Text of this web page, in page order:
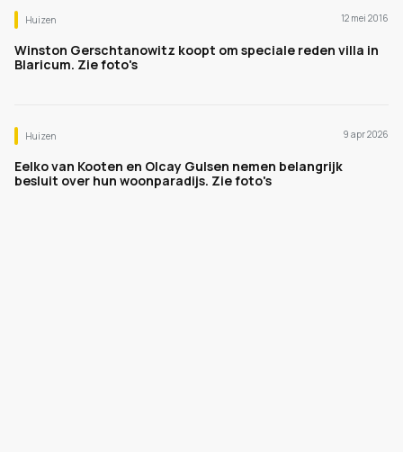
Huizen 12 mei 2016
Winston Gerschtanowitz koopt om speciale reden villa in
Blaricum. Zie foto's
Huizen 9 apr 2026
Eelko van Kooten en Olcay Gulsen nemen belangrijk
besluit over hun woonparadijs. Zie foto's